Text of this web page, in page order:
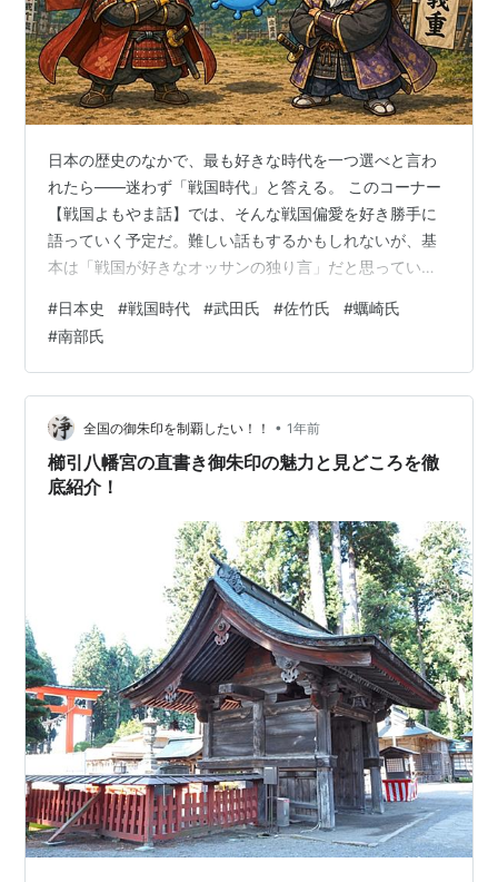
日本の歴史のなかで、最も好きな時代を一つ選べと言わ
れたら——迷わず「戦国時代」と答える。 このコーナー
【戦国よもやま話】では、そんな戦国偏愛を好き勝手に
語っていく予定だ。難しい話もするかもしれないが、基
本は「戦国が好きなオッサンの独り言」だと思っていた
のテーマ「全国の武田氏」をお届けする。 目次 目次 ■
プロローグ——大河ドラマと、本棚と、14,800円 ■ 光
栄のゲームと、あの14,800円 ■ 名作ゲームは「天下統
一 相剋の果て」 ■ 私が尊敬する戦国武将 【第1回】信玄
だけじゃない！全国に散らばった武田一族——名族それ
ぞれの戦…
#日本史 #戦国時代 #武田氏 #佐竹氏 #蠣崎氏
#南部氏
全国の御朱印を制覇したい！！ • 1年前
櫛引八幡宮の直書き御朱印の魅力と見どころを徹
底紹介！